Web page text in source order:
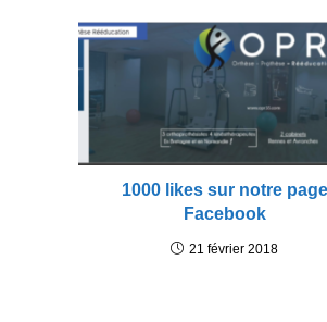
1000 likes sur notre page
Facebook
21 février 2018